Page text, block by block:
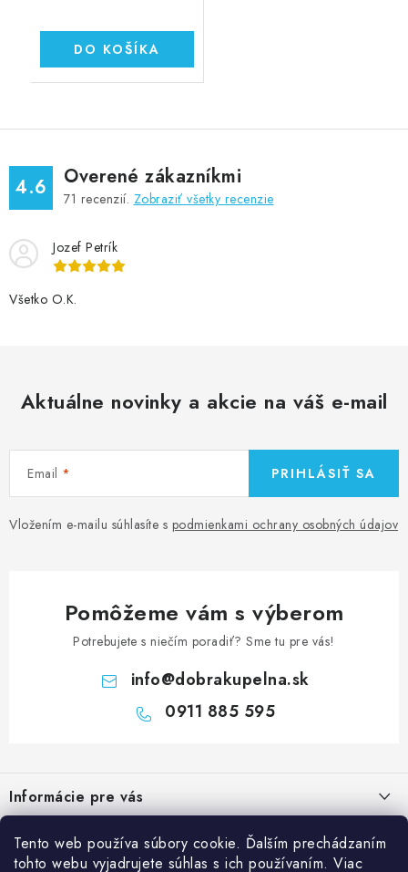
Tento web používa súbory cookie. Ďalším prechádzaním
tohto webu vyjadrujete súhlas s ich používaním. Viac
DO KOŠÍKA
4.6 Overené zákazníkmi
71 recenzií. Zobraziť všetky recenzie
Jozef Petrík
Všetko O.K.
Aktuálne novinky a akcie na váš e-mail
Email
Vložením e-mailu súhlasíte s podmienkami ochrany osobných údajov
PRIHLÁSIŤ SA
Pomôžeme vám s výberom
Potrebujete s niečím poradiť? Sme tu pre vás!
info@dobrakupelna.sk
0911 885 595
p
ä
Informácie pre vás
Doprava a Platby
Obchodné podmienky
Kategórie